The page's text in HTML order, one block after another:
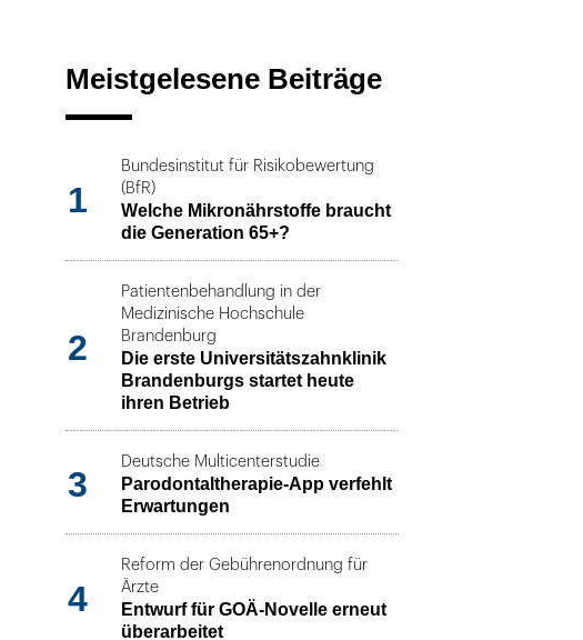
Meistgelesene Beiträge
1
Bundesinstitut für Risikobewertung
(BfR)
Welche Mikronährstoffe braucht
die Generation 65+?
2
Patientenbehandlung in der
Medizinische Hochschule
Brandenburg
Die erste Universitätszahnklinik
Brandenburgs startet heute
ihren Betrieb
3
Deutsche Multicenterstudie
Parodontaltherapie-App verfehlt
Erwartungen
4
Reform der Gebührenordnung für
Ärzte
Entwurf für GOÄ-Novelle erneut
überarbeitet